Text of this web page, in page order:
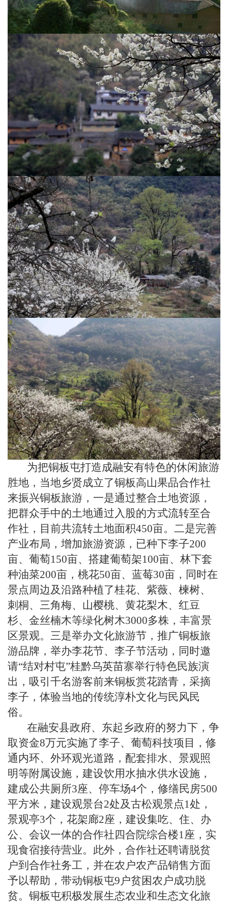
为把铜板屯打造成融安有特色的休闲旅游
胜地，当地乡贤成立了铜板高山果品合作社
来振兴铜板旅游，一是通过整合土地资源，
把群众手中的土地通过入股的方式流转至合
作社，目前共流转土地面积450亩。二是完善
产业布局，增加旅游资源，已种下李子200
亩、葡萄150亩、搭建葡萄架100亩、林下套
种油菜200亩，桃花50亩、蓝莓30亩，同时在
景点周边及沿路种植了桂花、紫薇、楝树、
刺桐、三角梅、山樱桃、黄花梨木、红豆
杉、金丝楠木等绿化树木3000多株，丰富景
区景观。三是举办文化旅游节，推广铜板旅
游品牌，举办李花节、李子节活动，同时邀
请“结对村屯”桂黔乌英苗寨举行特色民族演
出，吸引千名游客前来铜板赏花踏青，采摘
李子，体验当地的传统淳朴文化与民风民
俗。
在融安县政府、东起乡政府的努力下，争
取资金8万元实施了李子、葡萄科技项目，修
通内环、外环观光道路，配套排水、景观照
明等附属设施，建设饮用水抽水供水设施，
建成公共厕所3座、停车场4个，修缮民房500
平方米，建设观景台2处及古松观景点1处，
景观亭3个，花架廊2座，建设集吃、住、办
公、会议一体的合作社四合院综合楼1座，实
现食宿接待营业。此外，合作社还聘请脱贫
户到合作社务工，并在农户农产品销售方面
予以帮助，带动铜板屯9户贫困农户成功脱
贫。铜板屯积极发展生态农业和生态文化旅